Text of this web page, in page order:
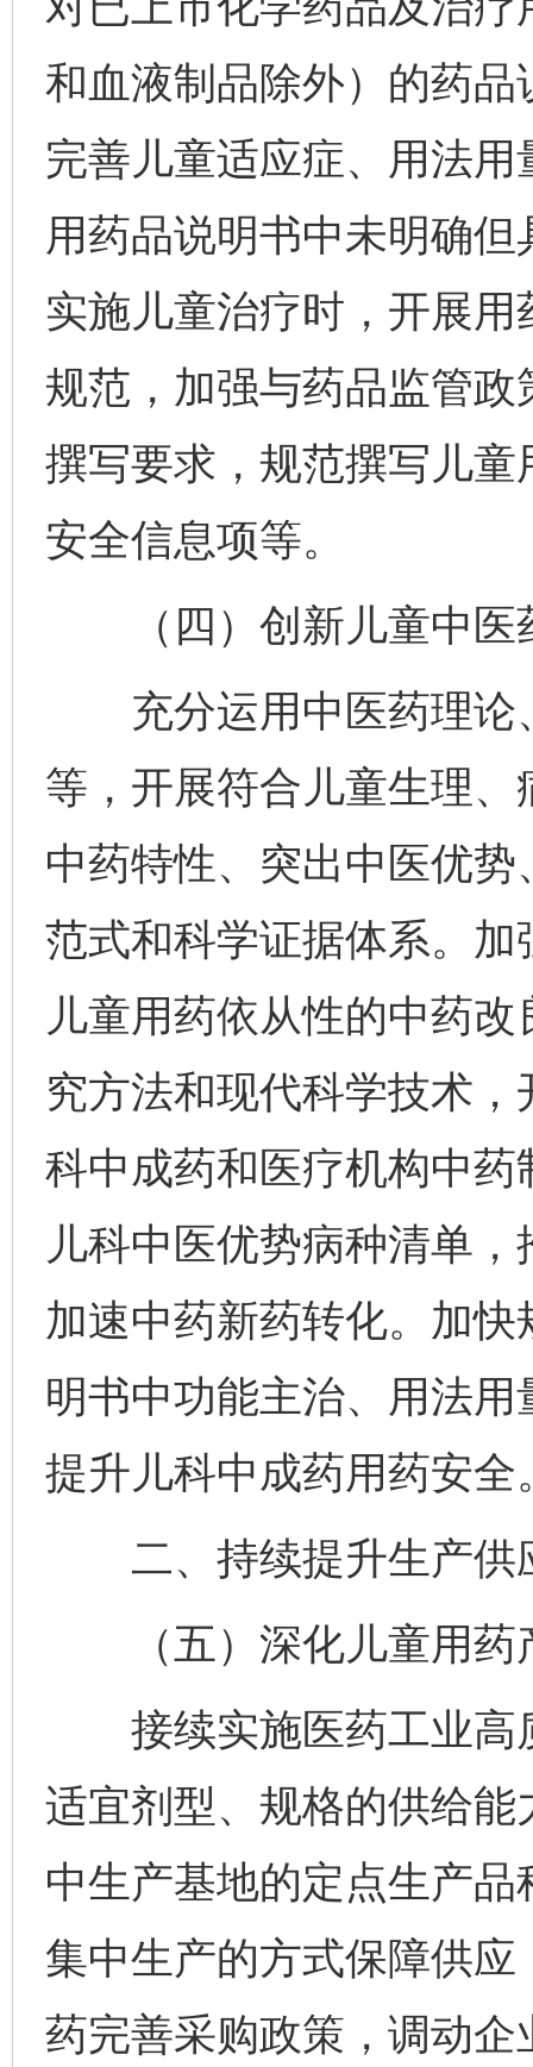
和血液制品除外）的药
完善儿童适应症、用法
用药品说明书中未明确
实施儿童治疗时，开展
规范，加强与药品监管
撰写要求，规范撰写儿
安全信息项等。
（四）创新儿童中医
充分运用中医药理论
等，开展符合儿童生理
中药特性、突出中医优
范式和科学证据体系。
儿童用药依从性的中药
究方法和现代科学技术
科中成药和医疗机构中
儿科中医优势病种清单
加速中药新药转化。加
明书中功能主治、用法
提升儿科中成药用药安全
二、持续提升生产供
（五）深化儿童用药
接续实施医药工业高
适宜剂型、规格的供给
中生产基地的定点生产
集中生产的方式保障供
药完善采购政策，调动